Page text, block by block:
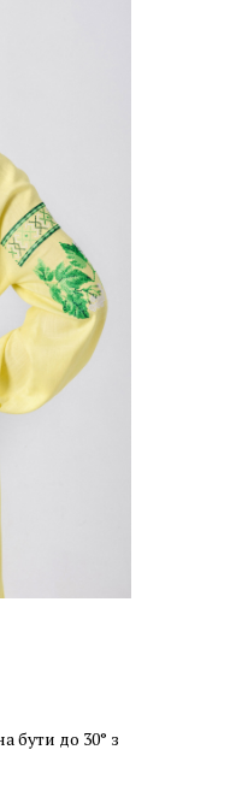
бути до 30° з